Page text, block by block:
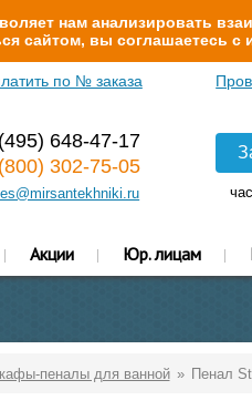
нам анализировать
сайтом, вы соглашаетесь
по № заказа
648-47-17
302-75-05
Акции Юр. лицам
пеналы для ванной Пенал